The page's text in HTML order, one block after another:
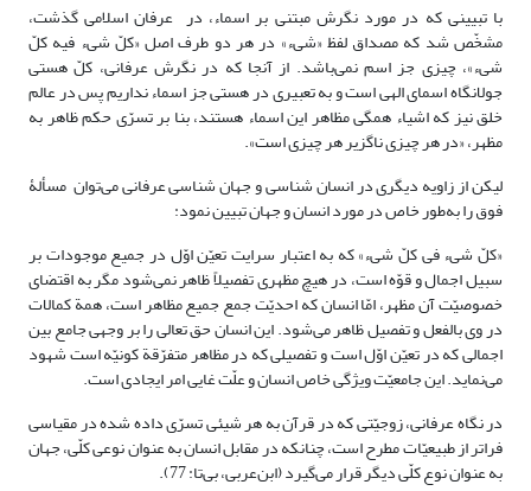
با تبیینی که در مورد نگرش مبتنی بر اسماء، در عرفان اسلامی گذشت،
مشخّص شد که مصداق لفظ «شیء» در هر دو طرف اصل «کلّ شیء فیه کلّ
شیء»، چیزی جز اسم نمی‌باشد. از آنجا که در نگرش عرفانی، کلّ هستی
جولانگاه اسمای الهی است و به تعبیری در هستی جز اسماء نداریم پس در عالم
خلق نیز که اشیاء همگی مظاهر این اسماء هستند، بنا بر تسرّی حکم ظاهر به
مظهر، «در هر چیزی ناگزیر هر چیزی است».
لیکن از زاویه دیگری در انسان شناسی و جهان شناسی عرفانی می‌توان مسألۀ
فوق را به‌طور خاص در مورد انسان و جهان تبیین نمود:
«کلّ شیء فی کلّ شیء» که به اعتبار سرایت تعیّن اوّل در جمیع موجودات بر
سبیل اجمال و قوّه است، در هیچ مظهری تفصیلاً ظاهر نمی‌شود مگر به اقتضای
خصوصیّت آن مظهر، امّا انسان که احدیّت جمع جمیع مظاهر است، همة کمالات
در وی بالفعل و تفصیل ظاهر می‌شود. این انسان حق تعالی را بر وجهی جامع بین
اجمالی که در تعیّن اوّل است و تفصیلی که در مظاهر متفرّقة کونیّه است شهود
می‌نماید. این جامعیّت ویژگی خاص انسان و علّت غایی امر ایجادی است.
در نگاه عرفانی، زوجیّتی که در قرآن به هر شیئی تسرّی داده شده در مقیاسی
فراتر از طبیعیّات مطرح است، چنانکه در مقابل انسان به عنوان نوعی کلّی، جهان
به عنوان نوع کلّی دیگر قرار می‌گیرد (ابن‌عربی، بی‌تا: 77).